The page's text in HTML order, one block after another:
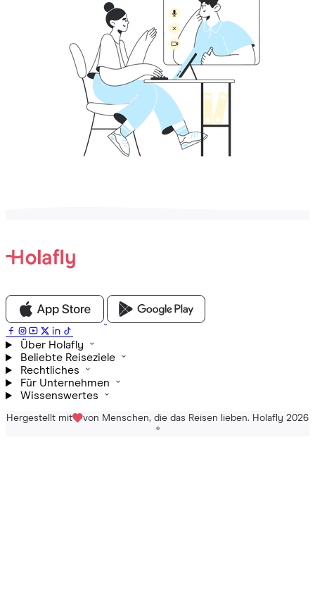
Über Holafly
Beliebte Reiseziele
Rechtliches
Für Unternehmen
Wissenswertes
Hergestellt mit von Menschen, die das Reisen lieben. Holafly 2026
®